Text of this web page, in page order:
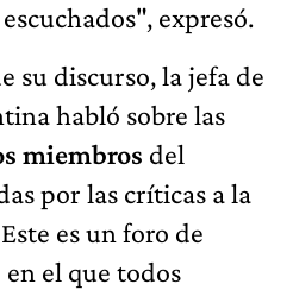
expresó.
su discurso, la jefa de
habló sobre las
miembros del
por las críticas a la
es un foro de
el que todos